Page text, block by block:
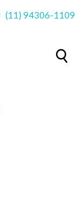
(11) 94306-1109